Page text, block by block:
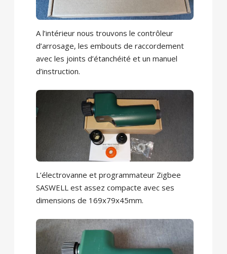
A l’intérieur nous trouvons le contrôleur
d’arrosage, les embouts de raccordement
avec les joints d’étanchéité et un manuel
d’instruction.
L’électrovanne et programmateur Zigbee
SASWELL est assez compacte avec ses
dimensions de 169x79x45mm.